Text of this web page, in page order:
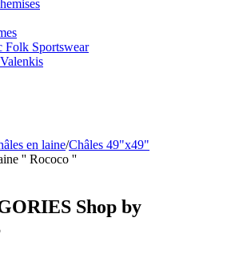
Folk Sportswear
en laine/Châles 49"x49"
'' Rococo ''
Shop by